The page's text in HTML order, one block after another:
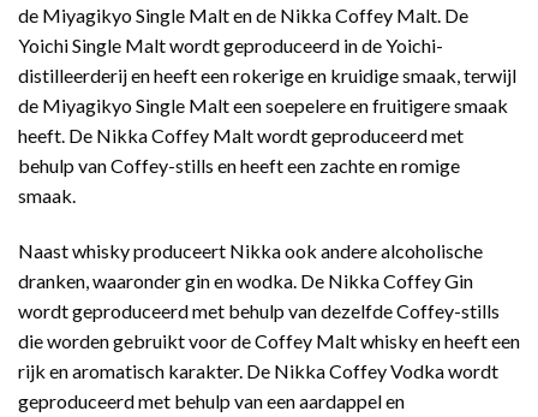
de Miyagikyo Single Malt en de Nikka Coffey Malt. De
Yoichi Single Malt wordt geproduceerd in de Yoichi-
distilleerderij en heeft een rokerige en kruidige smaak, terwijl
de Miyagikyo Single Malt een soepelere en fruitigere smaak
heeft. De Nikka Coffey Malt wordt geproduceerd met
behulp van Coffey-stills en heeft een zachte en romige
smaak.
Naast whisky produceert Nikka ook andere alcoholische
dranken, waaronder gin en wodka. De Nikka Coffey Gin
wordt geproduceerd met behulp van dezelfde Coffey-stills
die worden gebruikt voor de Coffey Malt whisky en heeft een
rijk en aromatisch karakter. De Nikka Coffey Vodka wordt
geproduceerd met behulp van een aardappel en